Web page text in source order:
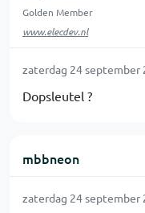
Golden Member
www.elecdev.nl
zaterdag 24 september
Dopsleutel ?
mbbneon
zaterdag 24 september